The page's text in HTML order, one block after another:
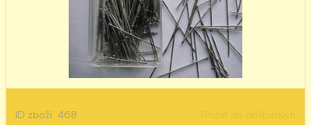
ID zboží: 468 Přidat do oblíbených